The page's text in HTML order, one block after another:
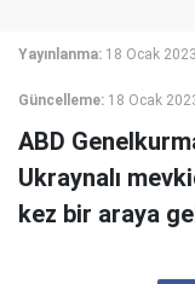
Yayınlanma: 18 Ocak
Güncelleme: 18 Ocak
ABD
Ukraynalı
kez bir araya